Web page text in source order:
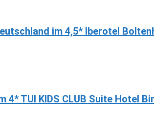
im 4,5* Iberotel
4* TUI KIDS CLUB Suite Hotel